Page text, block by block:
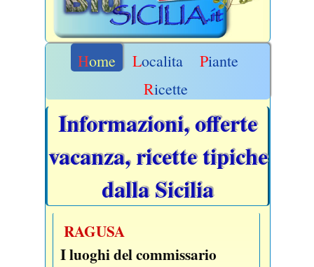
Home Localita
Piante
Ricette
Informazioni, offerte
vacanza, ricette tipiche
dalla Sicilia
RAGUSA
I luoghi del commissario